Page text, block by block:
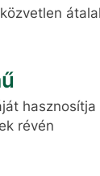
közvetlen
révén